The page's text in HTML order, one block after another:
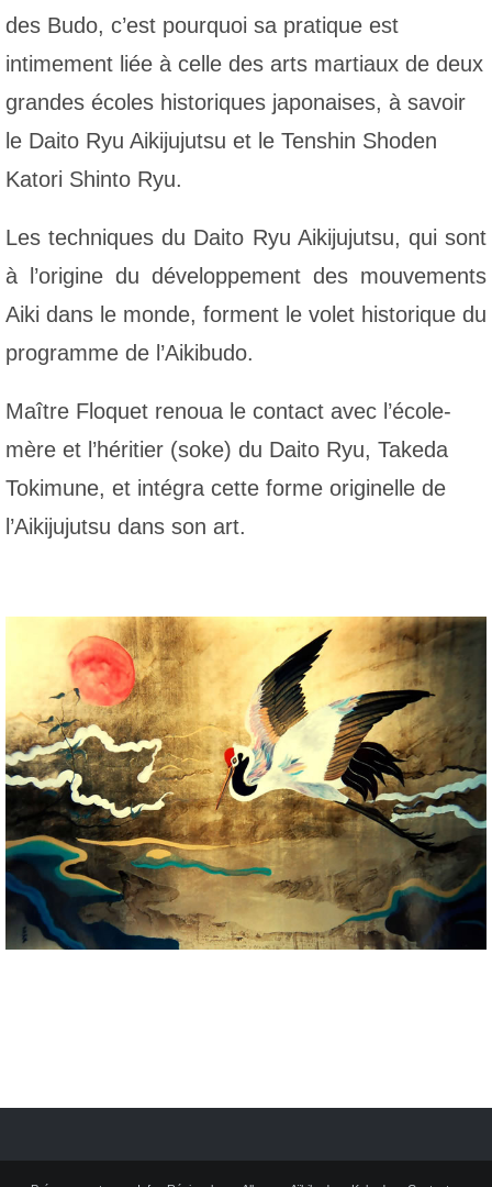
des Budo, c’est pourquoi sa pratique est
intimement liée à celle des arts martiaux de deux
grandes écoles historiques japonaises, à savoir
le Daito Ryu Aikijujutsu et le Tenshin Shoden
Katori Shinto Ryu.
Les techniques du Daito Ryu Aikijujutsu, qui sont
à l’origine du développement des mouvements
Aiki dans le monde, forment le volet historique du
programme de l’Aikibudo.
Maître Floquet renoua le contact avec l’école-
mère et l’héritier (soke) du Daito Ryu, Takeda
Tokimune, et intégra cette forme originelle de
l’Aikijujutsu dans son art.